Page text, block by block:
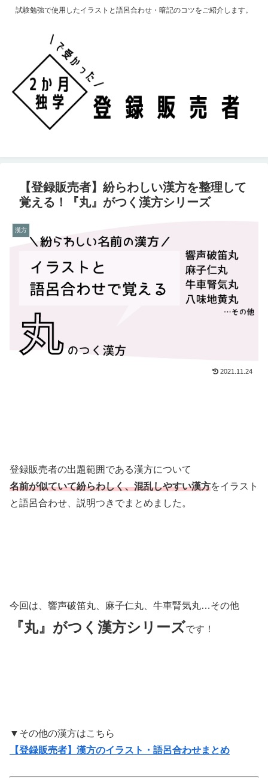
試験勉強で使用したイラストと語呂合わせ・暗記のコツをご紹介します。
【登録販売者】紛らわしい漢方を整理して
覚える！『丸』がつく漢方シリーズ
漢方
2021.11.24
登録販売者の出題範囲である漢方について
名前が似ていて紛らわしく、混乱しやすい漢方をイラスト
と語呂合わせ、説明つきでまとめました。
今回は、響声破笛丸、麻子仁丸、牛車腎気丸…その他
『丸』がつく漢方シリーズです！
▼その他の漢方はこちら
【登録販売者】漢方のイラスト・語呂合わせまとめ